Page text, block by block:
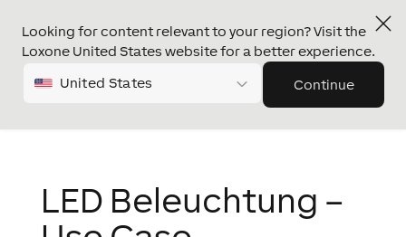
Looking for content relevant to your region? Visit the
Loxone United States website for a better experience.
United States Continue
LED Beleuchtung –